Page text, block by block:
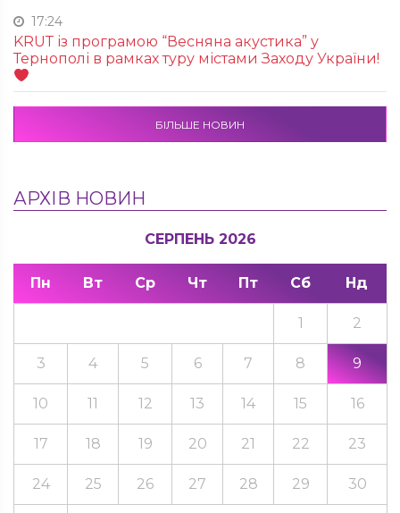
17:24
KRUТ із програмою “Весняна акустика” у
Тернополі в рамках туру містами Заходу України!
БІЛЬШЕ НОВИН
АРХІВ НОВИН
СЕРПЕНЬ 2026
Пн Вт Ср Чт Пт Сб Нд
1 2
3 4 5 6 7 8 9
10 11 12 13 14 15 16
17 18 19 20 21 22 23
24 25 26 27 28 29 30